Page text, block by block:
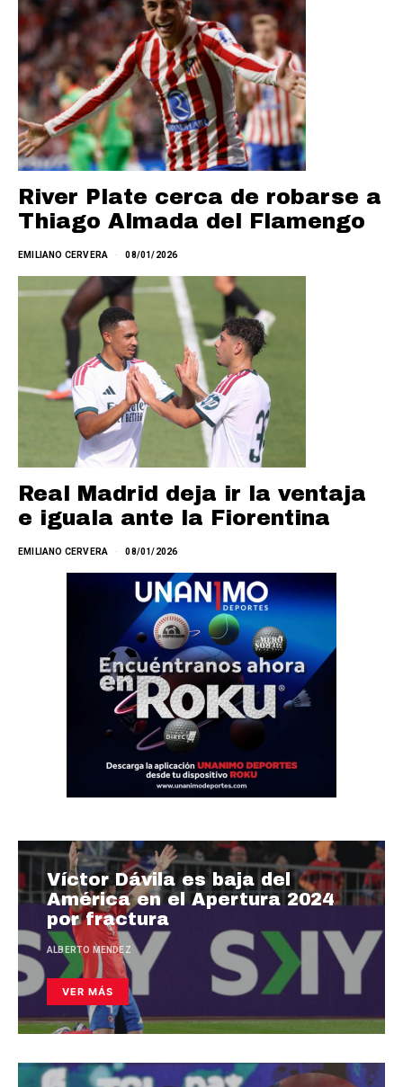
River Plate cerca de robarse a
Thiago Almada del Flamengo
EMILIANO CERVERA 08/01/2026
Real Madrid deja ir la ventaja
e iguala ante la Fiorentina
EMILIANO CERVERA 08/01/2026
Víctor Dávila es baja del
América en el Apertura 2024
por fractura
ALBERTO MENDEZ
VER MÁS